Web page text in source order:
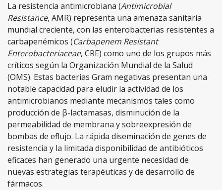
La resistencia antimicrobiana (Antimicrobial
Resistance, AMR) representa una amenaza sanitaria
mundial creciente, con las enterobacterias resistentes a
carbapenémicos (Carbapenem Resistant
Enterobacteriaceae, CRE) como uno de los grupos más
críticos según la Organización Mundial de la Salud
(OMS). Estas bacterias Gram negativas presentan una
notable capacidad para eludir la actividad de los
antimicrobianos mediante mecanismos tales como
producción de β-lactamasas, disminución de la
permeabilidad de membrana y sobreexpresión de
bombas de eflujo. La rápida diseminación de genes de
resistencia y la limitada disponibilidad de antibióticos
eficaces han generado una urgente necesidad de
nuevas estrategias terapéuticas y de desarrollo de
fármacos.